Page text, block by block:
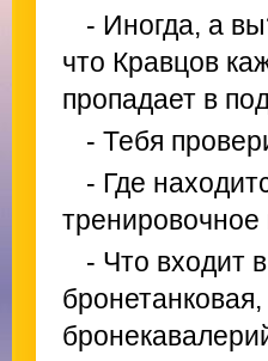
- Иногда, а
что Кравцов
пропадает в
- Тебя
- Где
- Что входит